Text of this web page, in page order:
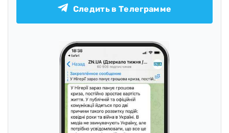
Следить в Телеграмме